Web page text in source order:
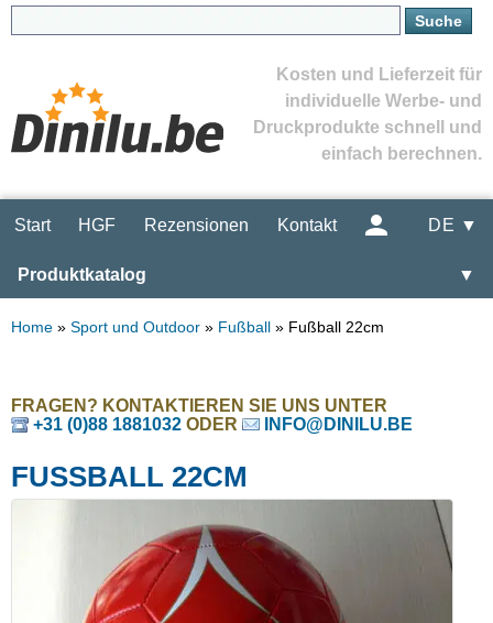
Kosten und Lieferzeit für
individuelle Werbe- und
Druckprodukte schnell und
einfach berechnen.
Start HGF Rezensionen Kontakt DE ▼
Produktkatalog ▼
Home » Sport und Outdoor » Fußball » Fußball 22cm
FRAGEN? KONTAKTIEREN SIE UNS UNTER
+31 (0)88 1881032 ODER INFO@DINILU.BE
FUSSBALL 22CM